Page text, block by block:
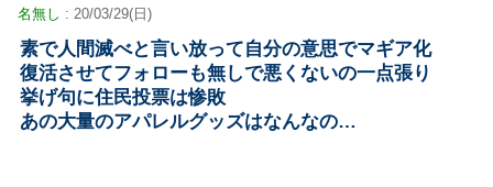
名無し : 20/03/29(日)
素で人間滅べと言い放って自分の意思でマギア化
復活させてフォローも無しで悪くないの一点張り
挙げ句に住民投票は惨敗
あの大量のアパレルグッズはなんなの…